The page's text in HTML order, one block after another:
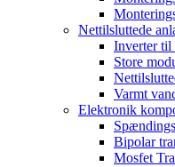
Nettilsluttede
Inverter til
Store
Varmt
Elektronik
Bipolar
Mosfet